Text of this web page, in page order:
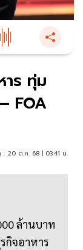
ร ทุ่ม
FOA
: 20 ต.ค. 68 | 03:41 น.
ล้านบาท
กิจอาหาร